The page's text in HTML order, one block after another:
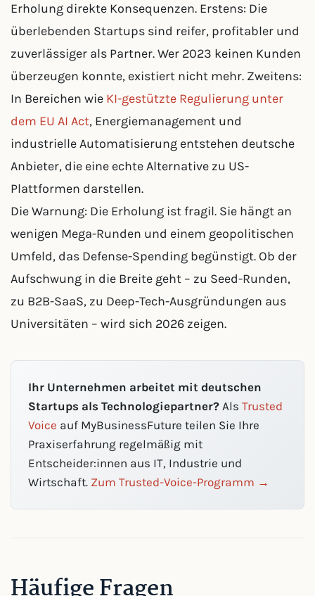
Erholung direkte Konsequenzen. Erstens: Die
überlebenden Startups sind reifer, profitabler und
zuverlässiger als Partner. Wer 2023 keinen Kunden
überzeugen konnte, existiert nicht mehr. Zweitens:
In Bereichen wie KI-gestützte Regulierung unter
dem EU AI Act, Energiemanagement und
industrielle Automatisierung entstehen deutsche
Anbieter, die eine echte Alternative zu US-
Plattformen darstellen.
Die Warnung: Die Erholung ist fragil. Sie hängt an
wenigen Mega-Runden und einem geopolitischen
Umfeld, das Defense-Spending begünstigt. Ob der
Aufschwung in die Breite geht – zu Seed-Runden,
zu B2B-SaaS, zu Deep-Tech-Ausgründungen aus
Universitäten – wird sich 2026 zeigen.
Ihr Unternehmen arbeitet mit deutschen
Startups als Technologiepartner? Als Trusted
Voice auf MyBusinessFuture teilen Sie Ihre
Praxiserfahrung regelmäßig mit
Entscheider:innen aus IT, Industrie und
Wirtschaft. Zum Trusted-Voice-Programm →